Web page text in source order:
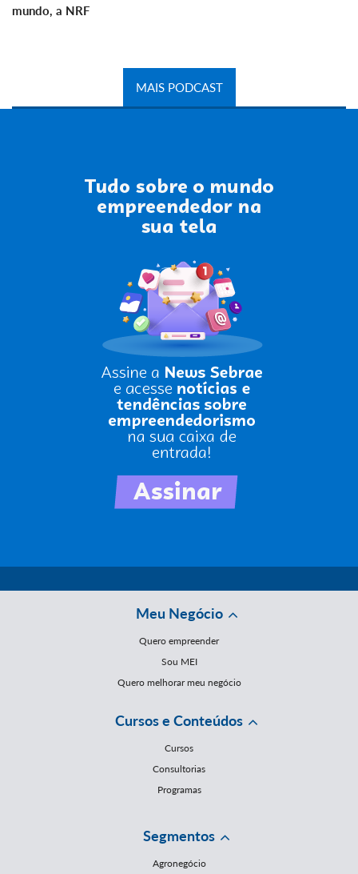
mundo, a NRF
MAIS PODCAST
Meu Negócio
Quero empreender
Sou MEI
Quero melhorar meu negócio
Cursos e Conteúdos
Cursos
Consultorias
Programas
Segmentos
Agronegócio